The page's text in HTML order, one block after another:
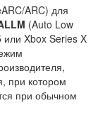
ARC) для
(Auto Low
Xbox Series X
при котором
при обычном